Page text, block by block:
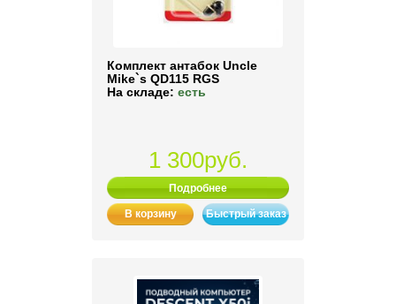
Комплект антабок Uncle
Mike`s QD115 RGS
На складе: есть
1 300руб.
Подробнее
В корзину Быстрый заказ